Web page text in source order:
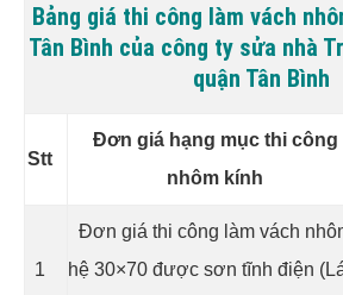
Bảng giá thi công làm vách
Tân Bình của công ty sửa nhà
quận Tân Bình
Stt
Đơn giá hạng mục thi công
nhôm kính
1
Đơn giá thi công làm vách
hệ 30×70 được sơn tĩnh điện